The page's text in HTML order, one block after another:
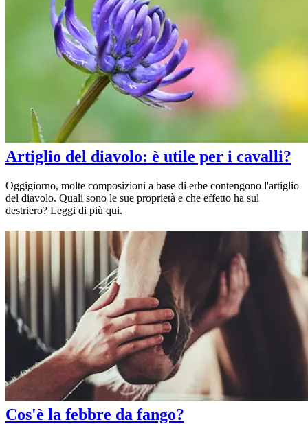
Artiglio del diavolo: è utile per i cavalli?
Oggigiorno, molte composizioni a base di erbe contengono l'artiglio
del diavolo. Quali sono le sue proprietà e che effetto ha sul
destriero? Leggi di più qui.
Cos'è la febbre da fango?